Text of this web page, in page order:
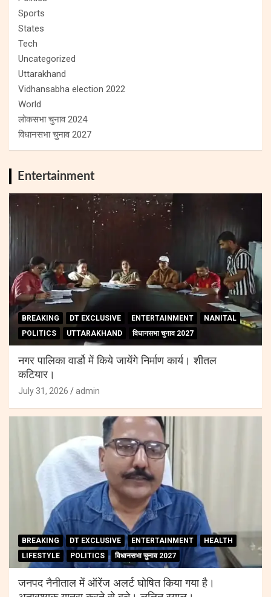
Sports
States
Tech
Uncategorized
Uttarakhand
Vidhansabha election 2022
World
लोकसभा चुनाव 2024
विधानसभा चुनाव 2027
Entertainment
BREAKING DT EXCLUSIVE ENTERTAINMENT
NANITAL
POLITICS
UTTARAKHAND विधानसभा चुनाव 2027
नगर पालिका वार्डो में किये जायेंगे निर्माण कार्य। शीतल
कटियार।
July 31, 2026 admin
BREAKING DT EXCLUSIVE ENTERTAINMENT
HEALTH
LIFESTYLE
POLITICS विधानसभा चुनाव 2027
जनपद नैनीताल में ऑरेंज अलर्ट घोषित किया गया है।